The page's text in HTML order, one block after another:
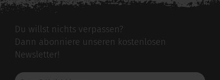
Du willst nichts verpassen?
Dann abonniere unseren kostenlosen
Newsletter!
Deine